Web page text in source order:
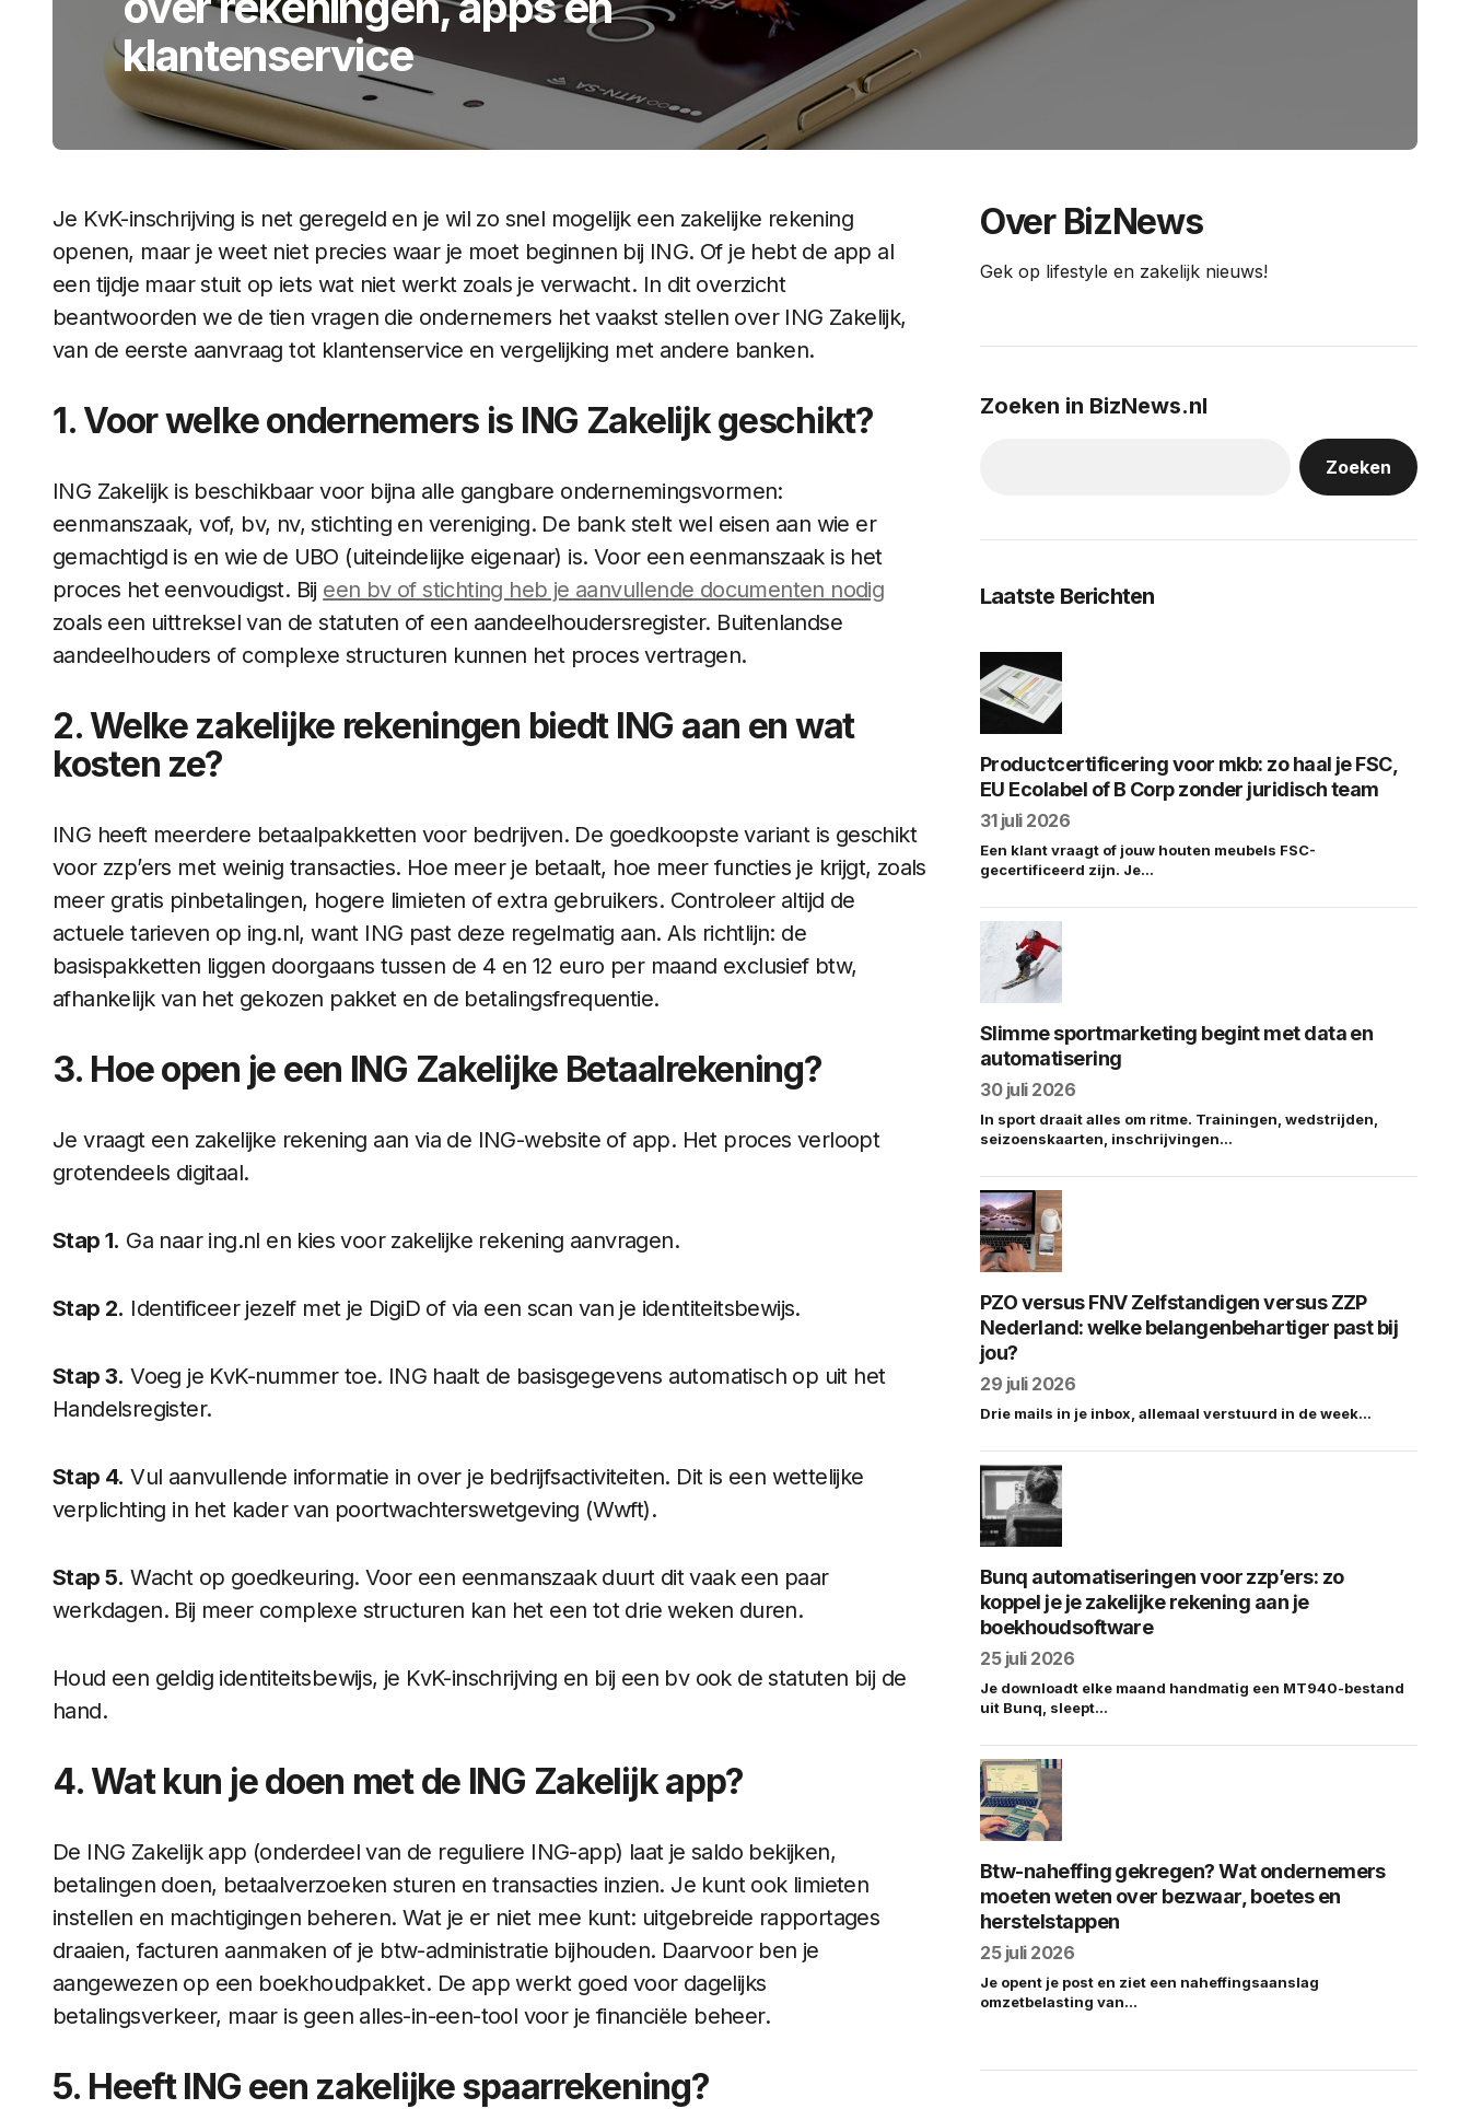
klantenservice
Je KvK-inschrijving is net geregeld en je wil zo snel mogelijk een zakelijke rekening
openen, maar je weet niet precies waar je moet beginnen bij ING. Of je hebt de app al
een tijdje maar stuit op iets wat niet werkt zoals je verwacht. In dit overzicht
beantwoorden we de tien vragen die ondernemers het vaakst stellen over ING Zakelijk,
van de eerste aanvraag tot klantenservice en vergelijking met andere banken.
1. Voor welke ondernemers is ING Zakelijk geschikt?
ING Zakelijk is beschikbaar voor bijna alle gangbare ondernemingsvormen:
eenmanszaak, vof, bv, nv, stichting en vereniging. De bank stelt wel eisen aan wie er
gemachtigd is en wie de UBO (uiteindelijke eigenaar) is. Voor een eenmanszaak is het
proces het eenvoudigst. Bij een bv of stichting heb je aanvullende documenten nodig
zoals een uittreksel van de statuten of een aandeelhoudersregister. Buitenlandse
aandeelhouders of complexe structuren kunnen het proces vertragen.
2. Welke zakelijke rekeningen biedt ING aan en wat
kosten ze?
ING heeft meerdere betaalpakketten voor bedrijven. De goedkoopste variant is geschikt
voor zzp’ers met weinig transacties. Hoe meer je betaalt, hoe meer functies je krijgt, zoals
meer gratis pinbetalingen, hogere limieten of extra gebruikers. Controleer altijd de
actuele tarieven op ing.nl, want ING past deze regelmatig aan. Als richtlijn: de
basispakketten liggen doorgaans tussen de 4 en 12 euro per maand exclusief btw,
afhankelijk van het gekozen pakket en de betalingsfrequentie.
3. Hoe open je een ING Zakelijke Betaalrekening?
Je vraagt een zakelijke rekening aan via de ING-website of app. Het proces verloopt
grotendeels digitaal.
Stap 1. Ga naar ing.nl en kies voor zakelijke rekening aanvragen.
Stap 2. Identificeer jezelf met je DigiD of via een scan van je identiteitsbewijs.
Stap 3. Voeg je KvK-nummer toe. ING haalt de basisgegevens automatisch op uit het
Handelsregister.
Stap 4. Vul aanvullende informatie in over je bedrijfsactiviteiten. Dit is een wettelijke
verplichting in het kader van poortwachterswetgeving (Wwft).
Stap 5. Wacht op goedkeuring. Voor een eenmanszaak duurt dit vaak een paar
werkdagen. Bij meer complexe structuren kan het een tot drie weken duren.
Houd een geldig identiteitsbewijs, je KvK-inschrijving en bij een bv ook de statuten bij de
hand.
4. Wat kun je doen met de ING Zakelijk app?
De ING Zakelijk app (onderdeel van de reguliere ING-app) laat je saldo bekijken,
betalingen doen, betaalverzoeken sturen en transacties inzien. Je kunt ook limieten
instellen en machtigingen beheren. Wat je er niet mee kunt: uitgebreide rapportages
draaien, facturen aanmaken of je btw-administratie bijhouden. Daarvoor ben je
aangewezen op een boekhoudpakket. De app werkt goed voor dagelijks
betalingsverkeer, maar is geen alles-in-een-tool voor je financiële beheer.
5. Heeft ING een zakelijke spaarrekening?
Over BizNews
Gek op lifestyle en zakelijk nieuws!
Zoeken in BizNews.nl
Zoeken
Laatste Berichten
Productcertificering voor mkb: zo haal je FSC,
EU Ecolabel of B Corp zonder juridisch team
31 juli 2026
Een klant vraagt of jouw houten meubels FSC-
gecertificeerd zijn. Je…
Slimme sportmarketing begint met data en
automatisering
30 juli 2026
In sport draait alles om ritme. Trainingen, wedstrijden,
seizoenskaarten, inschrijvingen…
PZO versus FNV Zelfstandigen versus ZZP
Nederland: welke belangenbehartiger past bij
jou?
29 juli 2026
Drie mails in je inbox, allemaal verstuurd in de week…
Bunq automatiseringen voor zzp’ers: zo
koppel je je zakelijke rekening aan je
boekhoudsoftware
25 juli 2026
Je downloadt elke maand handmatig een MT940-bestand
uit Bunq, sleept…
Btw-naheffing gekregen? Wat ondernemers
moeten weten over bezwaar, boetes en
herstelstappen
25 juli 2026
Je opent je post en ziet een naheffingsaanslag
omzetbelasting van…